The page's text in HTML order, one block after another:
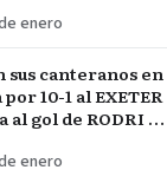
enero
sus canteranos en
por 10-1 al EXETER
al gol de RODRI y
enero